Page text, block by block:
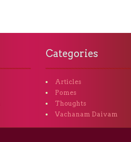
Categories
Articles
Pomes
Thoughts
Vachanam Daivam